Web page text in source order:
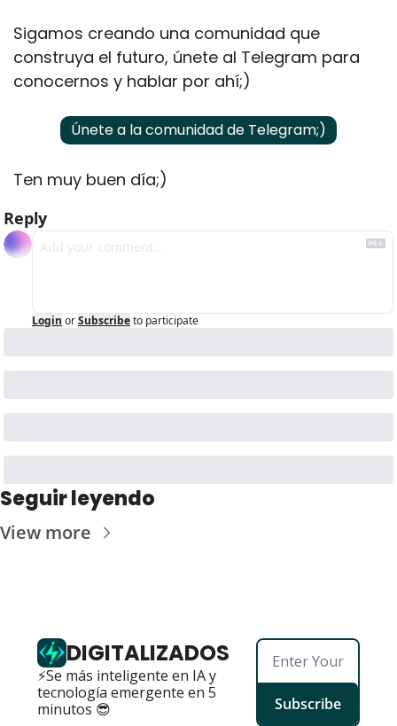
Sigamos creando una comunidad que
construya el futuro, únete al Telegram para
conocernos y hablar por ahí;)
Únete a la comunidad de Telegram;)
Ten muy buen día;)
Reply
Login orSubscribeto participate
Seguir leyendo
View more
DIGITALIZADOS
⚡Se más inteligente en IA y
tecnología emergente en 5
minutos 😎
Subscribe